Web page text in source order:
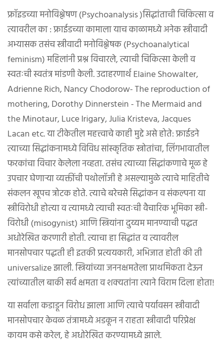
फ्रॉइडच्या मनोविश्लेषण (Psychoanalysis )सिद्धांताची चिकित्सा व
त्यावरील का : फ्राईडच्या कामाला याच काळामध्ये अनेक स्त्रीवादी
अभ्यासक तसंच स्त्रीवादी मनोविश्लेषक (Psychoanalytical
feminism) महिलांनी प्रश्न विचारले, त्याची चिकित्सा केली व
स्वतःची स्वतंत्र मांडणी केली. उदाहरणार्थ Elaine Showalter,
Adrienne Rich, Nancy Chodorow- The reproduction of
mothering, Dorothy Dinnerstein - The Mermaid and
the Minotaur, Luce Irigary, Julia Kristeva, Jacques
Lacan etc. या टीकेतील महत्त्वाचे काही मुद्दे असे होते: फ्राईडने
त्याच्या सिद्धांकनामध्ये विविध सांस्कृतिक स्त्रोतांचा, लिंगभावातील
फरकांचा विचार केलेला नव्हता. तसंच त्याच्या सिद्धांकणाचे मूळ हे
उपचार घेणाऱ्या व्यक्तींची पथोलॉजी हे असल्यामुळे त्याचे माहितीचे
संकलन खूपच त्रोटक होते. त्याचे बरेचसे सिद्धांकन व संकल्पना या
स्त्रीविरोधी होत्या व त्यामध्ये त्याची स्वतःची वैचारिक भूमिका स्त्री-
विरोधी (misogynist) आणि स्त्रियांना दुय्यम मानण्याची पद्धत
अधोरेखित करणारी होती. त्याचा हा सिद्धांत व त्यावरील
मानसोपचार पद्धती ही इतकी प्रत्ययकारी, अभिजात होती की ती
universalize झाली. स्त्रियांच्या जननक्षमतेला प्राथमिकता देऊन
त्यांच्यातील बाकी सर्व क्षमता व शक्यतांना त्याने विराम दिला होता!
या सर्वाला कडाडून विरोध झाला आणि त्याचे पर्यावसन स्त्रीवादी
मानसोपचार केवळ तंत्रामध्ये अडकून न राहता स्त्रीवादी परिप्रेक्ष
कायम कसे करेल, हे अधोरेखित करण्यामध्ये झाले.